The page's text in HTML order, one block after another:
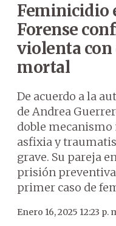
Feminicidio
Forense
violenta con
mortal
De acuerdo a la
de Andrea
doble
asfixia y
grave. Su pareja
prisión
primer caso de
Enero 16, 2025 12:23 p.